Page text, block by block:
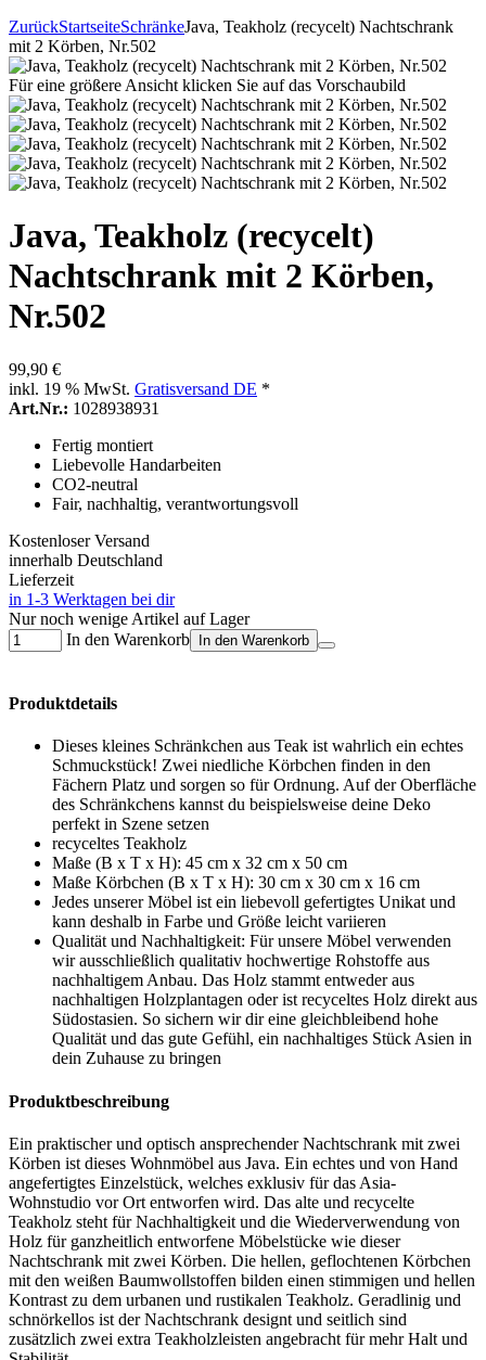
ZurückStartseiteSchränkeJava, Teakholz (recycelt) Nachtschrank
mit 2 Körben, Nr.502
Für eine größere Ansicht klicken Sie auf das Vorschaubild
Java, Teakholz (recycelt)
Nachtschrank mit 2 Körben,
Nr.502
99,90 €
inkl. 19 % MwSt. Gratisversand DE *
Art.Nr.: 1028938931
Fertig montiert
Liebevolle Handarbeiten
CO2-neutral
Fair, nachhaltig, verantwortungsvoll
Kostenloser Versand
innerhalb Deutschland
Lieferzeit
in 1-3 Werktagen bei dir
Nur noch wenige Artikel auf Lager
In den Warenkorb
In den Warenkorb
Produktdetails
Dieses kleines Schränkchen aus Teak ist wahrlich ein echtes
Schmuckstück! Zwei niedliche Körbchen finden in den
Fächern Platz und sorgen so für Ordnung. Auf der Oberfläche
des Schränkchens kannst du beispielsweise deine Deko
perfekt in Szene setzen
recyceltes Teakholz
Maße (B x T x H): 45 cm x 32 cm x 50 cm
Maße Körbchen (B x T x H): 30 cm x 30 cm x 16 cm
Jedes unserer Möbel ist ein liebevoll gefertigtes Unikat und
kann deshalb in Farbe und Größe leicht variieren
Qualität und Nachhaltigkeit: Für unsere Möbel verwenden
wir ausschließlich qualitativ hochwertige Rohstoffe aus
nachhaltigem Anbau. Das Holz stammt entweder aus
nachhaltigen Holzplantagen oder ist recyceltes Holz direkt aus
Südostasien. So sichern wir dir eine gleichbleibend hohe
Qualität und das gute Gefühl, ein nachhaltiges Stück Asien in
dein Zuhause zu bringen
Produktbeschreibung
Ein praktischer und optisch ansprechender Nachtschrank mit zwei
Körben ist dieses Wohnmöbel aus Java. Ein echtes und von Hand
angefertigtes Einzelstück, welches exklusiv für das Asia-
Wohnstudio vor Ort entworfen wird. Das alte und recycelte
Teakholz steht für Nachhaltigkeit und die Wiederverwendung von
Holz für ganzheitlich entworfene Möbelstücke wie dieser
Nachtschrank mit zwei Körben. Die hellen, geflochtenen Körbchen
mit den weißen Baumwollstoffen bilden einen stimmigen und hellen
Kontrast zu dem urbanen und rustikalen Teakholz. Geradlinig und
schnörkellos ist der Nachtschrank designt und seitlich sind
zusätzlich zwei extra Teakholzleisten angebracht für mehr Halt und